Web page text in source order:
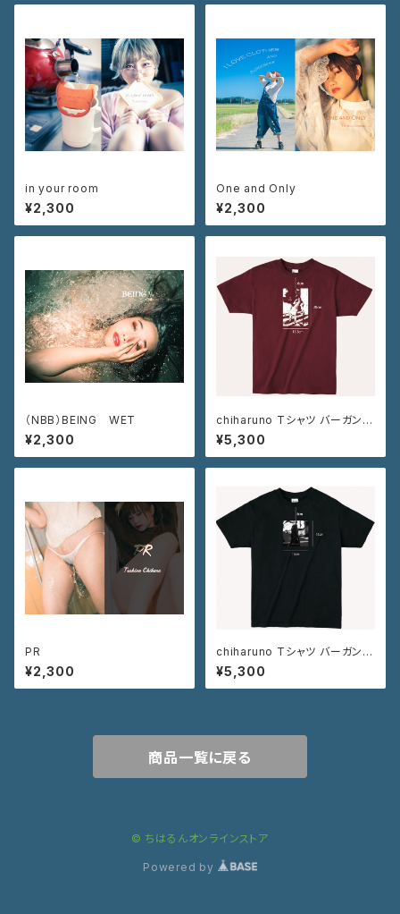
in your room
¥2,300
One and Only
¥2,300
（NBB）BEING WET
¥2,300
chiharuno Tシャツ バーガンデ
ィ
¥5,300
PR
¥2,300
chiharuno Tシャツ バーガンデ
ィ ブラック
¥5,300
商品一覧に戻る
© ちはるんオンラインストア
Powered by